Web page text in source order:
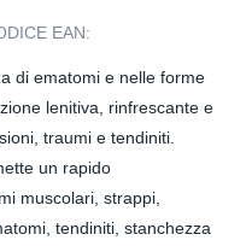
EAN:
di ematomi e nelle forme
lenitiva, rinfrescante e
traumi e tendiniti.
un rapido
muscolari, strappi,
tendiniti, stanchezza